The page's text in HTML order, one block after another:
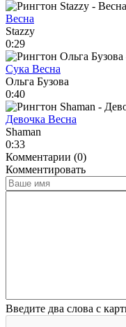
Весна
Stazzy
0:29
Сука Весна
Ольга Бузова
0:40
Девочка Весна
Shaman
0:33
Комментарии (0)
Комментировать
Введите два слова с